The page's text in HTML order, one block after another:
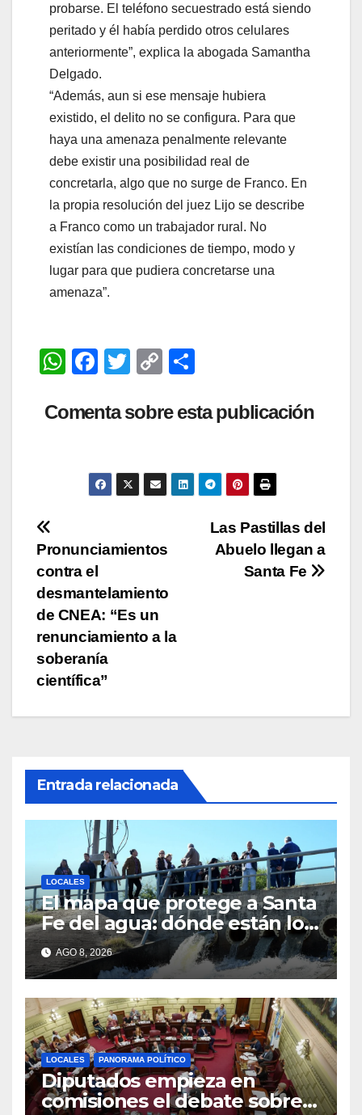
probarse. El teléfono secuestrado está siendo
peritado y él había perdido otros celulares
anteriormente”, explica la abogada Samantha
Delgado.
“Además, aun si ese mensaje hubiera
existido, el delito no se configura. Para que
haya una amenaza penalmente relevante
debe existir una posibilidad real de
concretarla, algo que no surge de Franco. En
la propia resolución del juez Lijo se describe
a Franco como un trabajador rural. No
existían las condiciones de tiempo, modo y
lugar para que pudiera concretarse una
amenaza”.
W
at
F
c
b
o
k
T
tt
C
p
Li
n
m
ar
tir
Comenta sobre esta publicación
Navegación
de
entradas
Las Pastillas del
Abuelo llegan a
Santa Fe
Pronunciamientos
contra el
desmantelamiento
de CNEA: “Es un
renunciamiento a la
soberanía
científica”
Entrada relacionada
LOCALES
El mapa que protege a Santa
Fe del agua: dónde están los
54 puntos de bombeo
AGO 8, 2026
LOCALES PANORAMA POLÍTICO
Diputados empieza en
comisiones el debate sobre